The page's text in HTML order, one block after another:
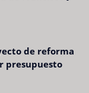
de reforma
presupuesto